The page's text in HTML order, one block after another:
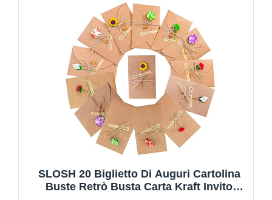
SLOSH 20 Biglietto Di Auguri Cartolina
Buste Retrò Busta Carta Kraft Invito